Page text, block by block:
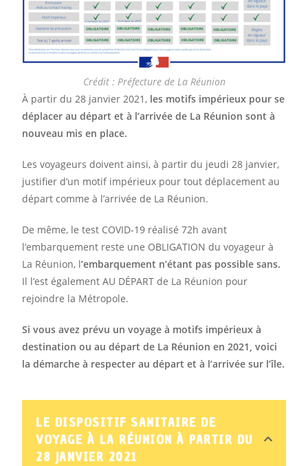
Crédit : Préfecture de La Réunion
À partir du 28 janvier 2021, les motifs impérieux pour se
déplacer au départ et à l’arrivée de La Réunion sont à
nouveau mis en place.
Les voyageurs doivent ainsi, à partir du jeudi 28 janvier,
justifier d’un motif impérieux pour tout déplacement au
départ comme à l’arrivée de La Réunion.
De même, le test COVID-19 réalisé 72h avant
l’embarquement reste une OBLIGATION du voyageur à
La Réunion, l’embarquement n’étant pas possible sans.
Il l’est également AU DÉPART de La Réunion pour
rejoindre la Métropole.
Si vous avez prévu un voyage à motifs impérieux à
destination ou au départ de La Réunion en 2021, voici
la démarche à respecter au départ et à l’arrivée sur l’île.
LE DISPOSITIF SANITAIRE DE
VOYAGE À LA RÉUNION À PARTIR DU
28 JANVIER 2021